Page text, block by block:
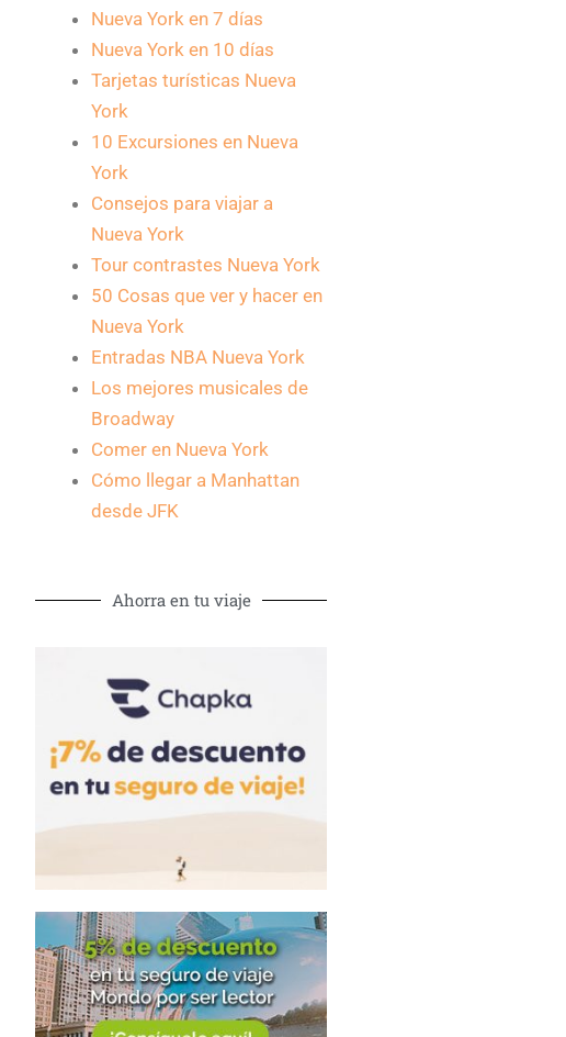
Nueva York en 7 días
Nueva York en 10 días
Tarjetas turísticas Nueva
York
10 Excursiones en Nueva
York
Consejos para viajar a
Nueva York
Tour contrastes Nueva York
50 Cosas que ver y hacer en
Nueva York
Entradas NBA Nueva York
Los mejores musicales de
Broadway
Comer en Nueva York
Cómo llegar a Manhattan
desde JFK
Ahorra en tu viaje